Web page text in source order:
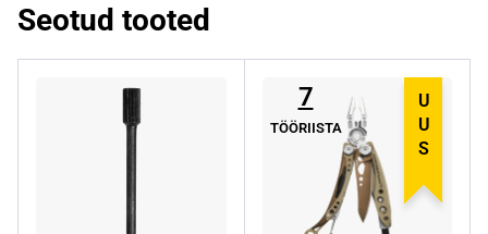
Seotud tooted
UUS
7
TÖÖRIISTA